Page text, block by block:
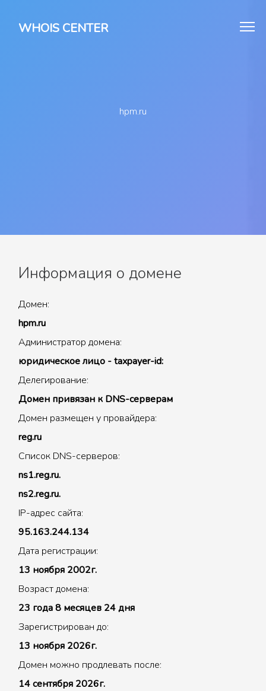
WHOIS CENTER
hpm.ru
Информация о домене
Домен:
hpm.ru
Администратор домена:
юридическое лицо - taxpayer-id:
Делегирование:
Домен привязан к DNS-серверам
Домен размещен у провайдера:
reg.ru
Список DNS-серверов:
ns1.reg.ru.
ns2.reg.ru.
IP-адрес сайта:
95.163.244.134
Дата регистрации:
13 ноября 2002г.
Возраст домена:
23 года 8 месяцев 24 дня
Зарегистрирован до:
13 ноября 2026г.
Домен можно продлевать после:
14 сентября 2026г.